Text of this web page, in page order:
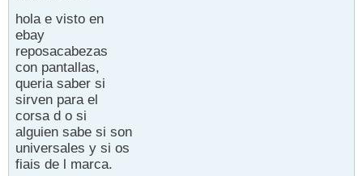
hola e visto en
ebay
reposacabezas
con pantallas,
queria saber si
sirven para el
corsa d o si
alguien sabe si son
universales y si os
fiais de l marca.